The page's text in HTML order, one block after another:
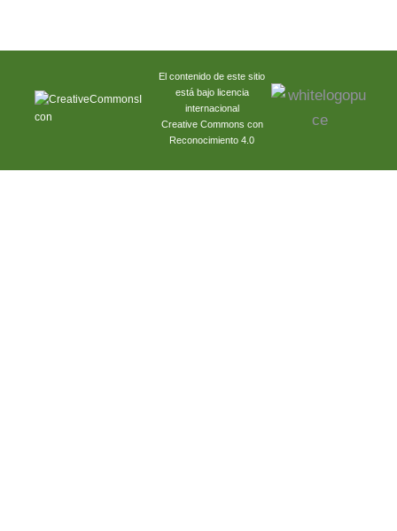
El contenido de este sitio
está bajo licencia
internacional
Creative Commons con
Reconocimiento 4.0